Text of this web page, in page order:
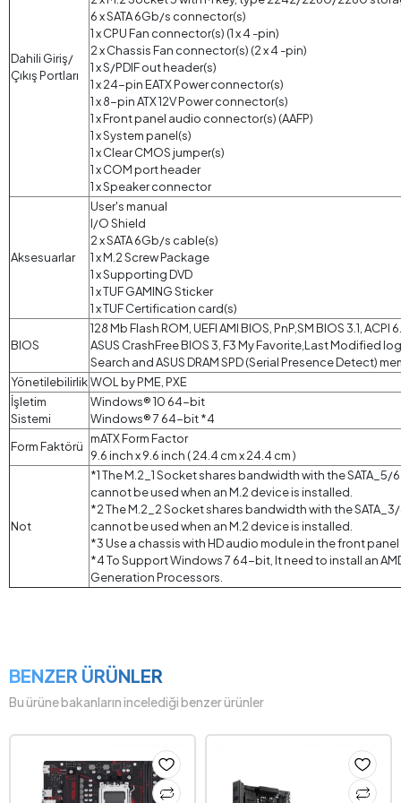
Dahili Giriş/
Çıkış Portları
6 x SATA 6Gb/s connector(s)
1 x CPU Fan connector(s) (1 x 4 -pin)
2 x Chassis Fan connector(s) (2 x 4 -pin)
1 x S/PDIF out header(s)
1 x 24-pin EATX Power connector(s)
1 x 8-pin ATX 12V Power connector(s)
1 x Front panel audio connector(s) (AAFP)
1 x System panel(s)
1 x Clear CMOS jumper(s)
1 x COM port header
1 x Speaker connector
Aksesuarlar
User's manual
I/O Shield
2 x SATA 6Gb/s cable(s)
1 x M.2 Screw Package
1 x Supporting DVD
1 x TUF GAMING Sticker
1 x TUF Certification card(s)
BIOS
128 Mb Flash ROM, UEFI AMI BIOS, PnP,SM BIOS 3.1,
ASUS CrashFree BIOS 3, F3 My Favorite,Last Modified
Search and ASUS DRAM SPD (Serial Presence Detect)
YönetilebilirlikWOL by PME, PXE
İşletim
Sistemi
Windows® 10 64-bit
Windows® 7 64-bit *4
Form Faktörü
mATX Form Factor
9.6 inch x 9.6 inch ( 24.4 cm x 24.4 cm )
Not
*1 The M.2_1 Socket shares bandwidth with the
cannot be used when an M.2 device is installed.
*2 The M.2_2 Socket shares bandwidth with the
cannot be used when an M.2 device is installed.
*3 Use a chassis with HD audio module in the front
*4 To Support Windows 7 64-bit, It need to install an
Generation Processors.
BENZER ÜRÜNLER
Bu ürüne bakanların incelediği benzer ürünler